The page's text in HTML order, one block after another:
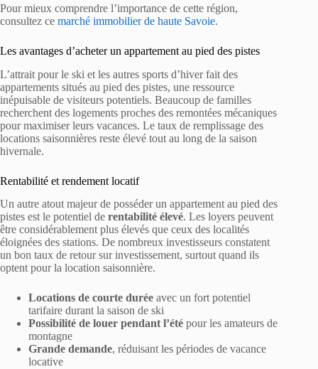
Pour mieux comprendre l’importance de cette région,
consultez ce marché immobilier de haute Savoie.
Les avantages d’acheter un appartement au pied des pistes
L’attrait pour le ski et les autres sports d’hiver fait des
appartements situés au pied des pistes, une ressource
inépuisable de visiteurs potentiels. Beaucoup de familles
recherchent des logements proches des remontées mécaniques
pour maximiser leurs vacances. Le taux de remplissage des
locations saisonnières reste élevé tout au long de la saison
hivernale.
Rentabilité et rendement locatif
Un autre atout majeur de posséder un appartement au pied des
pistes est le potentiel de rentabilité élevé. Les loyers peuvent
être considérablement plus élevés que ceux des localités
éloignées des stations. De nombreux investisseurs constatent
un bon taux de retour sur investissement, surtout quand ils
optent pour la location saisonnière.
Locations de courte durée avec un fort potentiel
tarifaire durant la saison de ski
Possibilité de louer pendant l’été pour les amateurs de
montagne
Grande demande, réduisant les périodes de vacance
locative